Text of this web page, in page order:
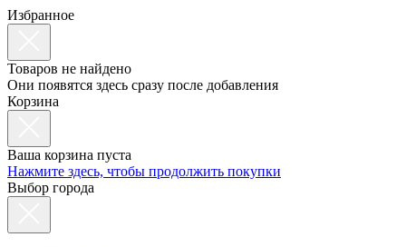
Избранное
Товаров не найдено
Они появятся здесь сразу после добавления
Корзина
Ваша корзина пуста
Нажмите здесь, чтобы продолжить покупки
Выбор города